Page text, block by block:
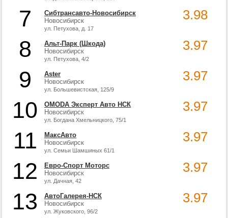
7
Сибтрансавто-Новосибирск
Новосибирск
ул. Петухова, д. 17
3.98
8
Альт-Парк (Шкода)
Новосибирск
ул. Петухова, 4/2
3.97
9
Aster
Новосибирск
ул. Большевистская, 125/9
3.97
10
OMODA Эксперт Авто НСК
Новосибирск
ул. Богдана Хмельницкого, 75/1
3.97
11
МаксАвто
Новосибирск
ул. Семьи Шамшиных 61/1
3.97
12
Евро-Спорт Моторс
Новосибирск
ул. Дачная, 42
3.97
13
АвтоГалерея-НСК
Новосибирск
ул. Жуковского, 96/2
3.97